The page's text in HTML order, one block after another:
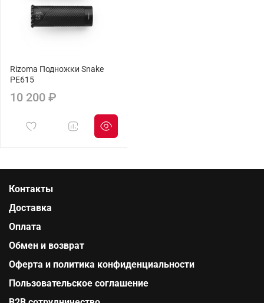
Rizoma Подножки Snake
PE615
10 200 ₽
Контакты
Доставка
Оплата
Обмен и возврат
Оферта и политика конфиденциальности
Пользовательское соглашение